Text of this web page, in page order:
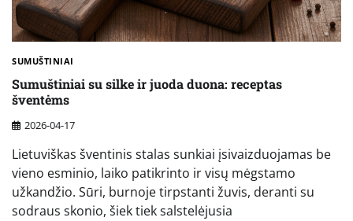
SUMUŠTINIAI
Sumuštiniai su silke ir juoda duona: receptas
šventėms
2026-04-17
Lietuviškas šventinis stalas sunkiai įsivaizduojamas be
vieno esminio, laiko patikrinto ir visų mėgstamo
užkandžio. Sūri, burnoje tirpstanti žuvis, deranti su
sodraus skonio, šiek tiek salstelėjusia